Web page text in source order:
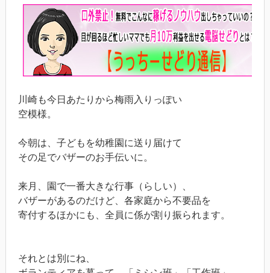
川崎も今日あたりから梅雨入りっぽい
空模様。
今朝は、子どもを幼稚園に送り届けて
その足でバザーのお手伝いに。
来月、園で一番大きな行事（らしい）、
バザーがあるのだけど、各家庭から不要品を
寄付するほかにも、全員に係が割り振られます。
それとは別にね、